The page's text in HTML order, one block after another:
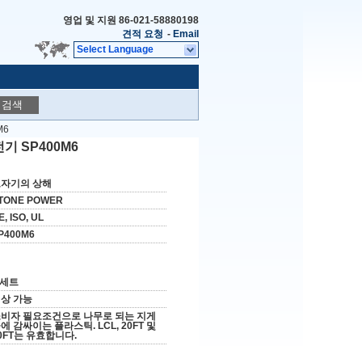
영업 및 지원 86-021-58880198
견적 요청 - Email
Select Language
검색
기 SP400M6
기의 상해
POWER
ISO, UL
트
가능
자 필요조건으로 나무로 되는 지게
감싸이는 플라스틱. LCL, 20FT 및
는 유효합니다.